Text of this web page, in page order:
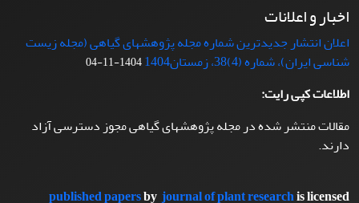
اخبار و اعلانات
اعلان انتشار جدیدترین شماره مجله پژوهشهای گیاهی (مجله زیست
شناسی ایران)، شماره (4)38، زمستان1404
1404-11-04
اطلاعات کپی رایت:
مقالات منتشر شده در مجله پژوهشهای گیاهی مجوز دسترسی آزاد
دارند.
published papersbyjournal of plant researchis licensed